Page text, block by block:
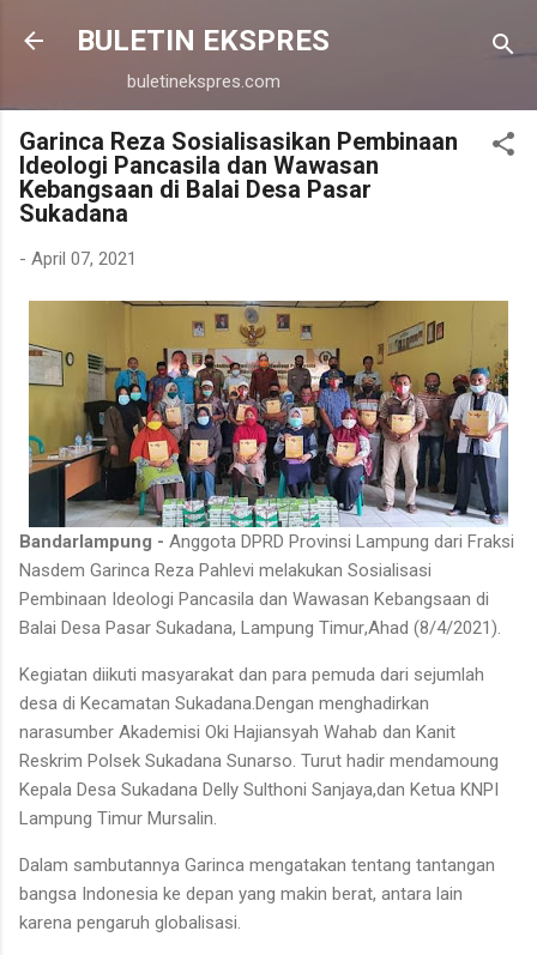
Langsung ke konten utama
BULETIN EKSPRES
buletinekspres.com
Garinca Reza Sosialisasikan Pembinaan
Ideologi Pancasila dan Wawasan
Kebangsaan di Balai Desa Pasar
Sukadana
- April 07, 2021
Bandarlampung - Anggota DPRD Provinsi Lampung dari Fraksi
Nasdem Garinca Reza Pahlevi melakukan Sosialisasi
Pembinaan Ideologi Pancasila dan Wawasan Kebangsaan di
Balai Desa Pasar Sukadana, Lampung Timur,Ahad (8/4/2021).
Kegiatan diikuti masyarakat dan para pemuda dari sejumlah
desa di Kecamatan Sukadana. Dengan menghadirkan
narasumber Akademisi Oki Hajiansyah Wahab dan Kanit
Reskrim Polsek Sukadana Sunarso. Turut hadir mendamoung
Kepala Desa Sukadana Delly Sulthoni Sanjaya,dan Ketua KNPI
Lampung Timur Mursalin.
Dalam sambutannya Garinca mengatakan tentang tantangan
bangsa Indonesia ke depan yang makin berat, antara lain
karena pengaruh globalisasi.